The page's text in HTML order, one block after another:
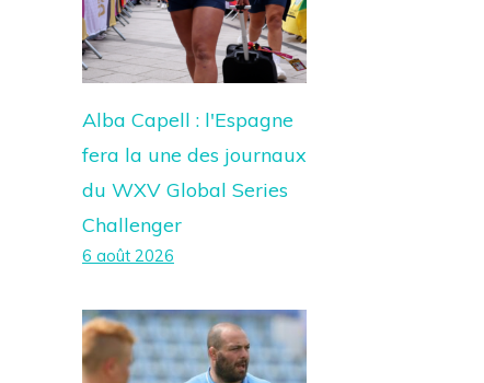
Alba Capell : l'Espagne
fera la une des journaux
du WXV Global Series
Challenger
6 août 2026